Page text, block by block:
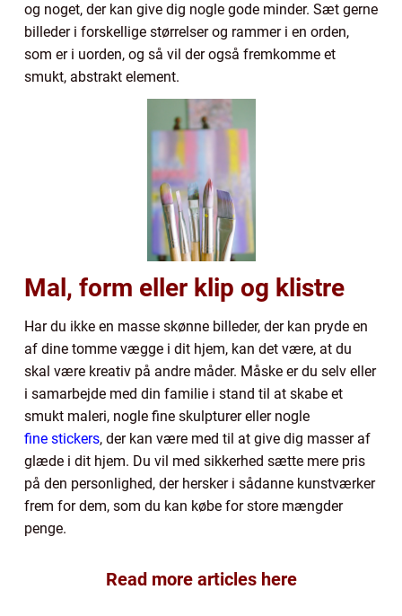
og noget, der kan give dig nogle gode minder. Sæt gerne
billeder i forskellige størrelser og rammer i en orden,
som er i uorden, og så vil der også fremkomme et
smukt, abstrakt element.
Mal, form eller klip og klistre
Har du ikke en masse skønne billeder, der kan pryde en
af dine tomme vægge i dit hjem, kan det være, at du
skal være kreativ på andre måder. Måske er du selv eller
i samarbejde med din familie i stand til at skabe et
smukt maleri, nogle fine skulpturer eller nogle
fine stickers, der kan være med til at give dig masser af
glæde i dit hjem. Du vil med sikkerhed sætte mere pris
på den personlighed, der hersker i sådanne kunstværker
frem for dem, som du kan købe for store mængder
penge.
Read more articles here